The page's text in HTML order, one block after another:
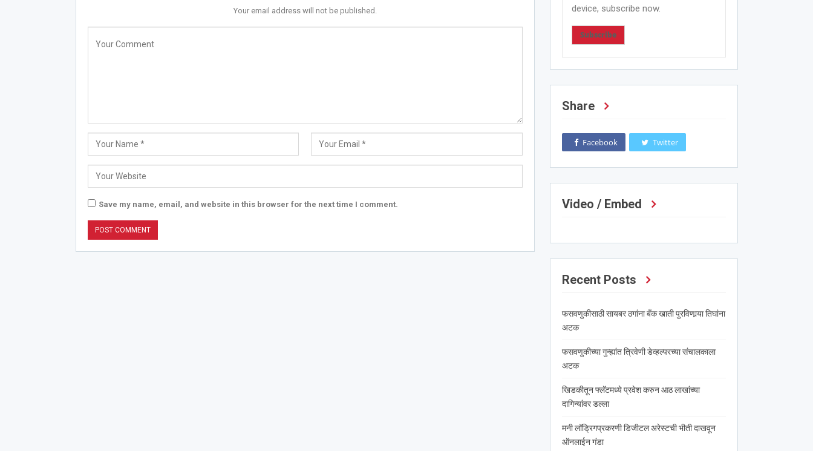
Your email address will not be published.
Save my name, email, and website in this browser for the next time I comment.
device, subscribe now.
Subscribe
Share
Facebook Twitter
Video / Embed
Recent Posts
फसवणुकीसाठी सायबर ठगांना बँक खाती पुरविणार्‍या तिघांना
अटक
फसवणुकीच्या गुन्ह्यांत त्रिवेणी डेव्हल्परच्या संचालकाला
अटक
खिडकीतून फ्लॅटमध्ये प्रवेश करुन आठ लाखांच्या
दागिन्यांवर डल्ला
मनी लॉड्रिगप्रकरणी डिजीटल अरेस्टची भीती दाखवून
ऑनलाईन गंडा